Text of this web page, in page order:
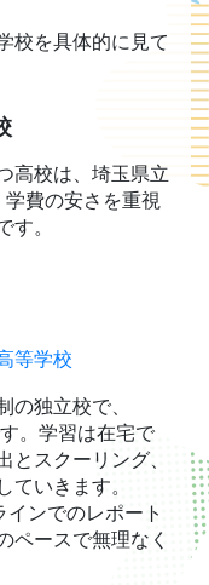
校を具体的に見て
高校は、埼玉県立
費の安さを重視
。
等学校
独立校で、
。学習は在宅で
スクーリング、
いきます。
ンでのレポート
ペースで無理なく